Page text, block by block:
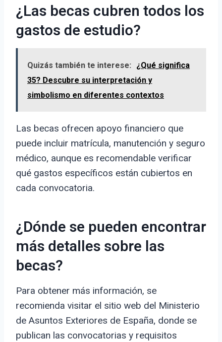
¿Las becas cubren todos los
gastos de estudio?
Quizás también te interese:
¿Qué significa
35? Descubre su interpretación y
simbolismo en diferentes contextos
Las becas ofrecen apoyo financiero que
puede incluir matrícula, manutención y seguro
médico, aunque es recomendable verificar
qué gastos específicos están cubiertos en
cada convocatoria.
¿Dónde se pueden encontrar
más detalles sobre las
becas?
Para obtener más información, se
recomienda visitar el sitio web del Ministerio
de Asuntos Exteriores de España, donde se
publican las convocatorias y requisitos